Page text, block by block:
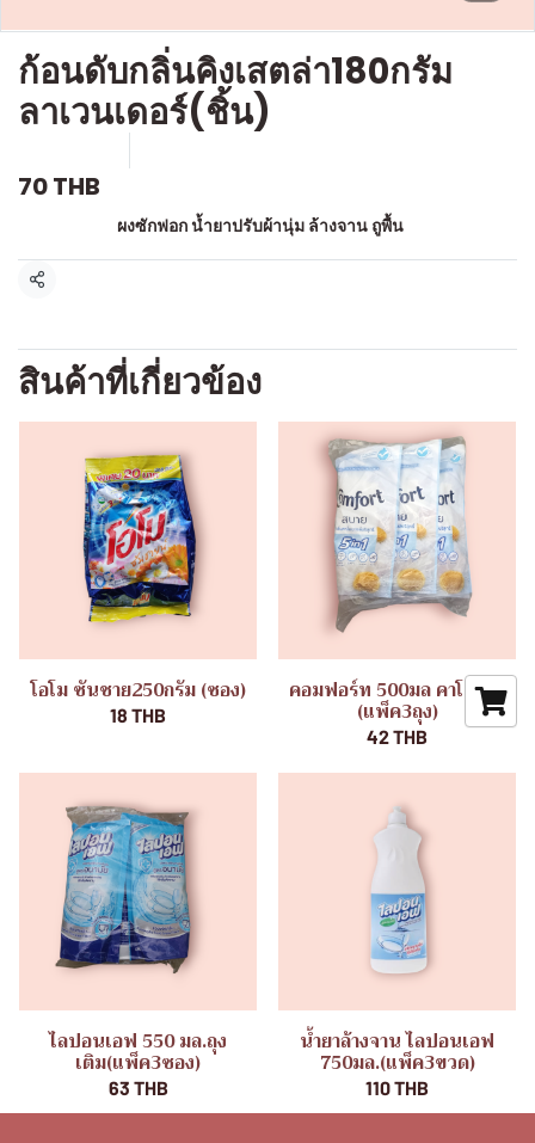
ก้อนดับกลิ่นคิงเสตล่า180กรัม
ลาเวนเดอร์(ชิ้น)
70 THB
ผงซักฟอก น้ำยาปรับผ้านุ่ม ล้างจาน ถูพื้น
แชร์
สินค้าที่เกี่ยวข้อง
โอโม ซันชาย250กรัม (ซอง)
18 THB
คอมฟอร์ท 500มล คาโมมาย
(แพ็ค3ถุง)
42 THB
ไลปอนเอฟ 550 มล.ถุง
เติม(แพ็ค3ซอง)
63 THB
น้ำยาล้างจาน ไลปอนเอฟ
750มล.(แพ็ค3ขวด)
110 THB